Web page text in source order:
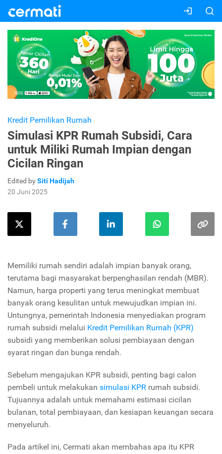
Kredit Pemilikan Rumah
Simulasi KPR Rumah Subsidi, Cara
untuk Miliki Rumah Impian dengan
Cicilan Ringan
Edited bySiti Hadijah
20 Juni 2025
Memiliki rumah sendiri adalah impian banyak orang,
terutama bagi masyarakat berpenghasilan rendah (MBR).
Namun, harga properti yang terus meningkat membuat
banyak orang kesulitan untuk mewujudkan impian ini.
Untungnya, pemerintah Indonesia menyediakan program
rumah subsidi melalui Kredit Pemilikan Rumah (KPR)
subsidi yang memberikan solusi pembiayaan dengan
syarat ringan dan bunga rendah.
Sebelum mengajukan KPR subsidi, penting bagi calon
pembeli untuk melakukan simulasi KPR rumah subsidi.
Tujuannya adalah untuk memahami estimasi cicilan
bulanan, total pembiayaan, dan kesiapan keuangan secara
menyeluruh.
Pada artikel ini, Cermati akan membahas apa itu KPR